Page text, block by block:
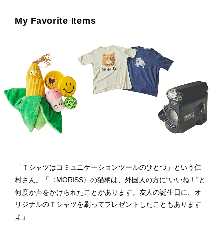
My Favorite Items
「Ｔシャツはコミュニケーションツールのひとつ」という仁
村さん。「〈MORISS〉の猫柄は、外国人の方に“いいね！”と
何度か声をかけられたことがあります。友人の誕生日に、オ
リジナルのＴシャツを刷ってプレゼントしたこともあります
よ」